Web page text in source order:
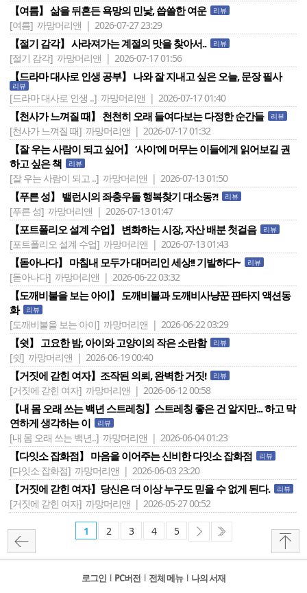
【여름】 삶을 뒤흔든 욕망의 민낯, 씁쓸한 여운 리뷰
[여름] 까망머리앤 | 2026-07-27 23:29
【절기 감각】 사라져가는 계절의 맛을 찾아서.. 리뷰
[절기 감각] 까망머리앤 | 2026-07-17 01:56
【드라마 대사로 인생 공부】 나와 잘 지내고 싶은 오늘, 문장 필사
리뷰
[드라마 대사로 인생 ..] 까망머리앤 | 2026-07-17 01:40
【천사가 느껴질 때】 천천히 오래 들여다보는 다정한 순간들 리뷰
[천사가 느껴질 때] 까망머리앤 | 2026-07-17 01:32
【잘 우는 사람이 되고 싶어】 ‘사이‘에 머무는 이들에게 읽어보길 권
하고 싶은 책
리뷰
[잘 우는 사람이 되고 ..] 까망머리앤 | 2026-07-13 01:50
【푸른 성】 밸런시의 좌충우돌 행복찾기 대소동?! 리뷰
[푸른 성] 까망머리앤 | 2026-07-13 01:47
【포트폴리오 설계 수업】 변화하는 시장, 자산 배분 첫걸음 리뷰
[포트폴리오 설계 수업] 까망머리앤 | 2026-07-13 01:43
【돋아나다】 마침내 모두가 대머리인 세상!! 기발하다~ 리뷰
[돋아나다] 까망머리앤 | 2026-06-22 03:32
【도깨비불을 보는 아이】 도깨비불과 도깨비사냥꾼 판타지 액션동
화
리뷰
[도깨비불을 보는 아이] 까망머리앤 | 2026-06-22 03:29
【쉿】 고요한 밤, 아이와 고양이의 작은 소란함 리뷰
[쉿] 까망머리앤 | 2026-06-19 00:40
【거짓에 갇힌 여자】조작된 의뢰, 완벽한 거짓! 리뷰
[거짓에 갇힌 여자] 까망머리앤 | 2026-06-12 00:58
【내 몸 오래 쓰는 백년 스트레칭】스트레칭 좋은 건 알지만... 하고 막
연하게 생각하는 이
리뷰
[내 몸 오래 쓰는 백년..] 까망머리앤 | 2026-06-04 01:23
【다잇소 잡화점】 마음을 이어주는 신비한 다잇소 잡화점 리뷰
[다잇소 잡화점] 까망머리앤 | 2026-06-03 23:20
【거짓에 갇힌 여자】당신은 더 이상 누구도 믿을 수 없게 된다. 리뷰
[거짓에 갇힌 여자] 까망머리앤 | 2026-05-27 00:52
1 2 3 4 5
로그인 l PC버전 l 전체 메뉴 l 나의 서재